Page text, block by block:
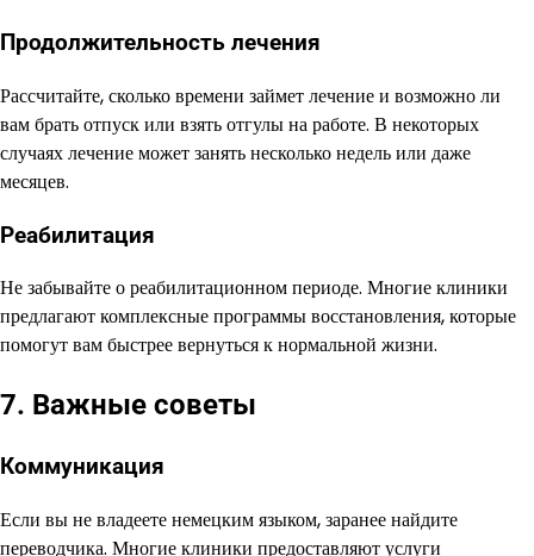
Продолжительность лечения
Рассчитайте, сколько времени займет лечение и возможно ли
вам брать отпуск или взять отгулы на работе. В некоторых
случаях лечение может занять несколько недель или даже
месяцев.
Реабилитация
Не забывайте о реабилитационном периоде. Многие клиники
предлагают комплексные программы восстановления, которые
помогут вам быстрее вернуться к нормальной жизни.
7. Важные советы
Коммуникация
Если вы не владеете немецким языком, заранее найдите
переводчика. Многие клиники предоставляют услуги